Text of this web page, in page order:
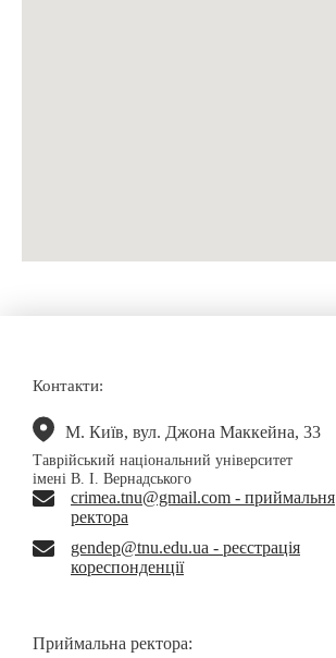
Контакти:
М. Київ, вул. Джона Маккейна, 33
Таврійський національний університет
імені В. І. Вернадського
crimea.tnu@gmail.com - приймальня
ректора
gendep@tnu.edu.ua - реєстрація
кореспонденції
Приймальна ректора: